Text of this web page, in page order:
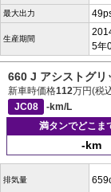
最大出力
生産期間
5年
660 J アシストグリ
新車時価格112万円(税
JC08
-km/L
満タンでどこま
-km
排気量